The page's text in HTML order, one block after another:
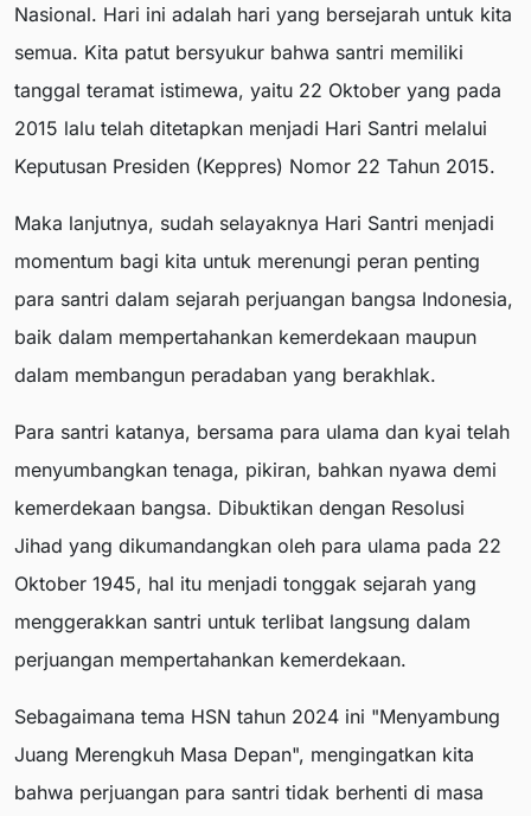
Nasional. Hari ini adalah hari yang bersejarah untuk kita
semua. Kita patut bersyukur bahwa santri memiliki
tanggal teramat istimewa, yaitu 22 Oktober yang pada
2015 lalu telah ditetapkan menjadi Hari Santri melalui
Keputusan Presiden (Keppres) Nomor 22 Tahun 2015.
Maka lanjutnya, sudah selayaknya Hari Santri menjadi
momentum bagi kita untuk merenungi peran penting
para santri dalam sejarah perjuangan bangsa Indonesia,
baik dalam mempertahankan kemerdekaan maupun
dalam membangun peradaban yang berakhlak.
Para santri katanya, bersama para ulama dan kyai telah
menyumbangkan tenaga, pikiran, bahkan nyawa demi
kemerdekaan bangsa. Dibuktikan dengan Resolusi
Jihad yang dikumandangkan oleh para ulama pada 22
Oktober 1945, hal itu menjadi tonggak sejarah yang
menggerakkan santri untuk terlibat langsung dalam
perjuangan mempertahankan kemerdekaan.
Sebagaimana tema HSN tahun 2024 ini "Menyambung
Juang Merengkuh Masa Depan", mengingatkan kita
bahwa perjuangan para santri tidak berhenti di masa